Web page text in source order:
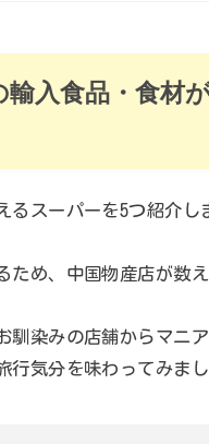
輸入食品・食材
スーパーを5つ紹介し
め、中国物産店が数
馴染みの店舗からマニ
気分を味わってみまし